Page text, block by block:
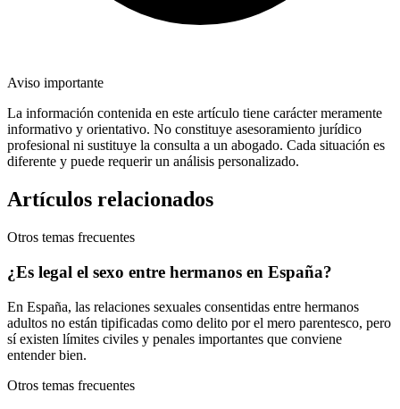
Aviso importante
La información contenida en este artículo tiene carácter meramente
informativo y orientativo. No constituye asesoramiento jurídico
profesional ni sustituye la consulta a un abogado. Cada situación es
diferente y puede requerir un análisis personalizado.
Artículos relacionados
Otros temas frecuentes
¿Es legal el sexo entre hermanos en España?
En España, las relaciones sexuales consentidas entre hermanos
adultos no están tipificadas como delito por el mero parentesco, pero
sí existen límites civiles y penales importantes que conviene
entender bien.
Otros temas frecuentes